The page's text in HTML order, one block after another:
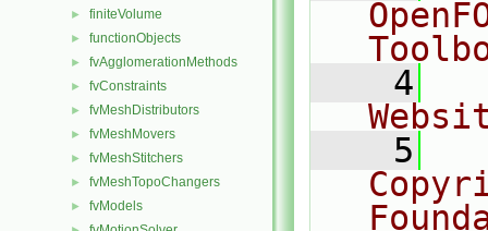
► finiteVolume
► functionObjects
► fvAgglomerationMethods
► fvConstraints
► fvMeshDistributors
► fvMeshMovers
► fvMeshStitchers
► fvMeshTopoChangers
► fvModels
    4
    5